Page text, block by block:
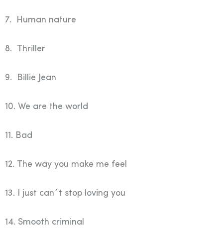
7. Human nature
8. Thriller
9. Billie Jean
10. We are the world
11. Bad
12. The way you make me feel
13. I just can´t stop loving you
14. Smooth criminal